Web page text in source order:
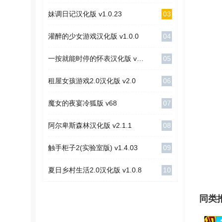
妹调日记汉化版 v1.0.23 03
灌醉的少女游戏汉化版 v1.0.0 04
05
租屋女孩游戏2.0汉化版 v2.0 06
魔女的夜宴冷狐版 v68 07
阿尔卑斯森林汉化版 v2.1.1 08
触手柜子2(实验室版) v1.4.03 09
夏日乡村生活2.0汉化版 v1.0.8 10
同类